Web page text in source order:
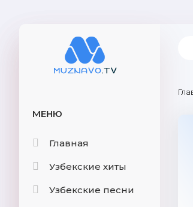
МЕНЮ
Главная
Узбекские хиты
Узбекские песни